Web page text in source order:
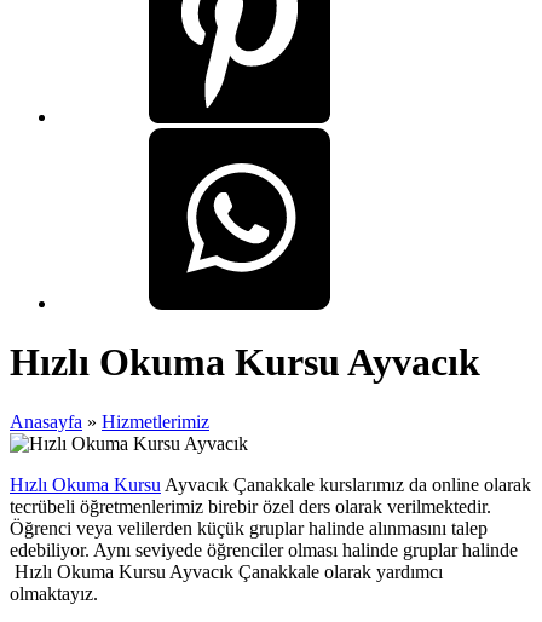
Hızlı Okuma Kursu Ayvacık
Anasayfa » Hizmetlerimiz
Hızlı Okuma Kursu Ayvacık Çanakkale kurslarımız da online olarak
tecrübeli öğretmenlerimiz birebir özel ders olarak verilmektedir.
Öğrenci veya velilerden küçük gruplar halinde alınmasını talep
edebiliyor. Aynı seviyede öğrenciler olması halinde gruplar halinde
Hızlı Okuma Kursu Ayvacık Çanakkale olarak yardımcı
olmaktayız.